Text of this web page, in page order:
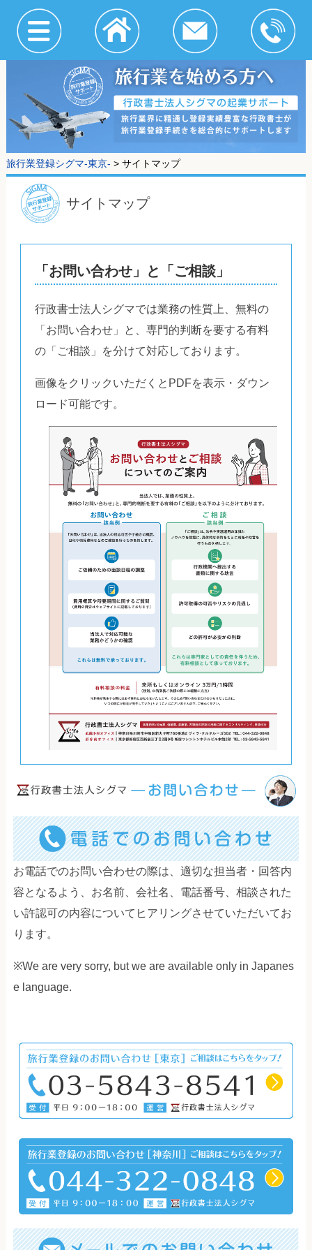
旅行業登録シグマ-東京- > サイトマップ
サイトマップ
「お問い合わせ」と「ご相談」
行政書士法人シグマでは業務の性質上、無料の
「お問い合わせ」と、専門的判断を要する有料
の「ご相談」を分けて対応しております。
画像をクリックいただくとPDFを表示・ダウン
ロード可能です。
お電話でのお問い合わせの際は、適切な担当者・回答内
容となるよう、お名前、会社名、電話番号、相談された
い許認可の内容についてヒアリングさせていただいてお
ります。
※We are very sorry, but we are available only in Japanes
e language.